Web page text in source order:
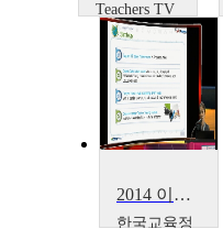
Teachers TV
Teachers
TV
2014 이러닝 국제 콘퍼런스 : What is the Lessons from Education Support Project~
한국교육정